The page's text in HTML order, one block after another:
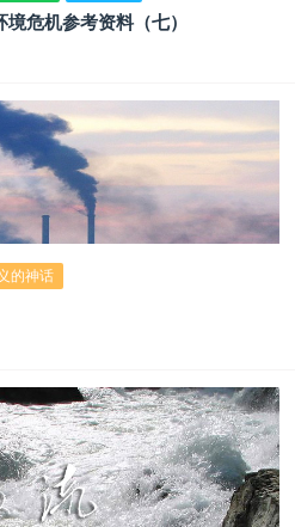
危机参考资料（七）
的神话